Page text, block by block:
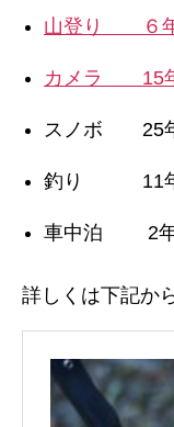
山登り ６
カメラ 15
スノボ 25
釣り 11
車中泊 2
詳しくは下記か